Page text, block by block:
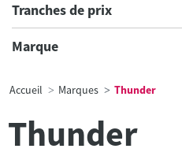
Tranches de prix
Marque
Accueil Marques Thunder
Thunder